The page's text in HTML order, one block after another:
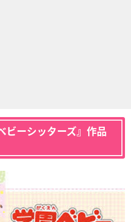
ビーシッターズ』作品